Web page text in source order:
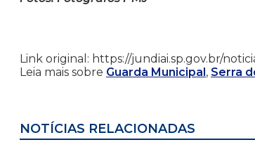
Link original: https://jundiai.sp.gov.br/
Leia mais sobre Guarda Municipal, Serra
NOTÍCIAS RELACIONADAS